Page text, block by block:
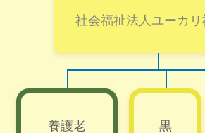
社会福祉法人ユーカ
養護老 黒